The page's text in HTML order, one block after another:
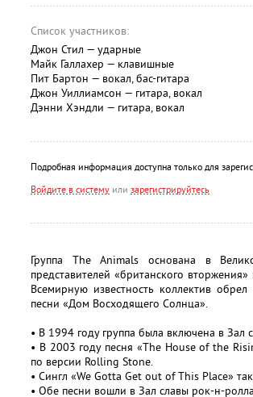
Список участников:
Джон Стил — ударные
Майк Галлахер — клавишные
Пит Бартон — вокал, бас-гитара
Джон Уиллиамсон — гитара, вокал
Дэнни Хэндли — гитара, вокал
Подробная информация доступна только для
Войдите в систему или зарегистрируйтесь
Группа The Animals основана в
представителей «британского
Всемирную известность коллектив
песни «Дом Восходящего Солнца».
• В 1994 году группа была включена в Зал
• В 2003 году песня «The House of the
по версии Rolling Stone.
• Сингл «We Gotta Get out of This Place»
• Обе песни вошли в Зал славы рок-н-